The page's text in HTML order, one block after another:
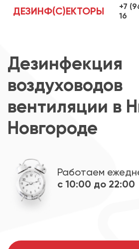
ДЕЗИНФ(С)ЕКТОРЫ
+7
16
Дезинфекция
воздуховодов
вентиляции в
Новгороде
Работаем
с 10:00 до 22:00